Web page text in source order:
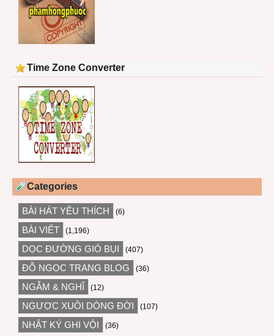
Time Zone Converter
Categories
BÀI HÁT YÊU THÍCH (6)
BÀI VIẾT (1,196)
DỌC ĐƯỜNG GIÓ BỤI (407)
ĐỖ NGỌC TRANG BLOG (36)
NGẪM & NGHĨ (12)
NGƯỢC XUÔI DÒNG ĐỜI (107)
NHẬT KÝ GHI VỘI (36)